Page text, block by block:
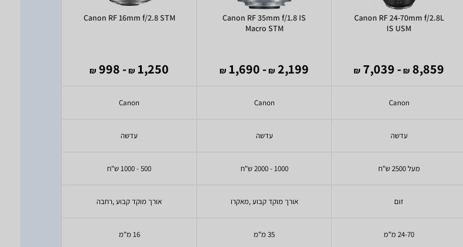
Canon RF 24-70mm f/2.8L
IS USM
8,859
₪
- 7,039
₪
Canon
עדשה
מעל 2500 ש"ח
זום
24-70 מ"מ
Canon RF 35mm f/1.8 IS
Macro STM
2,199
₪
- 1,690
₪
Canon
עדשה
1000 - 2000 ש"ח
אורך מוקד קבוע ,מאקרו
35 מ"מ
Canon RF 16mm f/2.8 STM
1,250
₪
- 998
₪
Canon
עדשה
500 - 1000 ש"ח
אורך מוקד קבוע ,רחבה
16 מ"מ